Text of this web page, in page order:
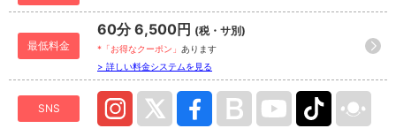
最低料金
60分 6,500円 (税・サ別)
*「お得なクーポン」 あります
> 詳しい料金システムを見る
SNS